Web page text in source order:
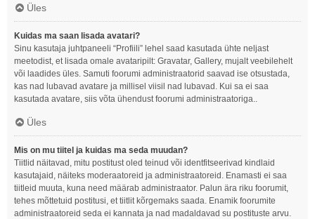
Üles
Kuidas ma saan lisada avatari?
Sinu kasutaja juhtpaneeli “Profiili” lehel saad kasutada ühte neljast
meetodist, et lisada omale avataripilt: Gravatar, Gallery, mujalt veebilehelt
või laadides üles. Samuti foorumi administraatorid saavad ise otsustada,
kas nad lubavad avatare ja millisel viisil nad lubavad. Kui sa ei saa
kasutada avatare, siis võta ühendust foorumi administraatoriga..
Üles
Mis on mu tiitel ja kuidas ma seda muudan?
Tiitlid näitavad, mitu postitust oled teinud või identfitseerivad kindlaid
kasutajaid, näiteks moderaatoreid ja administraatoreid. Enamasti ei saa
tiitleid muuta, kuna need määrab administraator. Palun ära riku foorumit,
tehes mõttetuid postitusi, et tiitlit kõrgemaks saada. Enamik foorumite
administraatoreid seda ei kannata ja nad madaldavad su postituste arvu.